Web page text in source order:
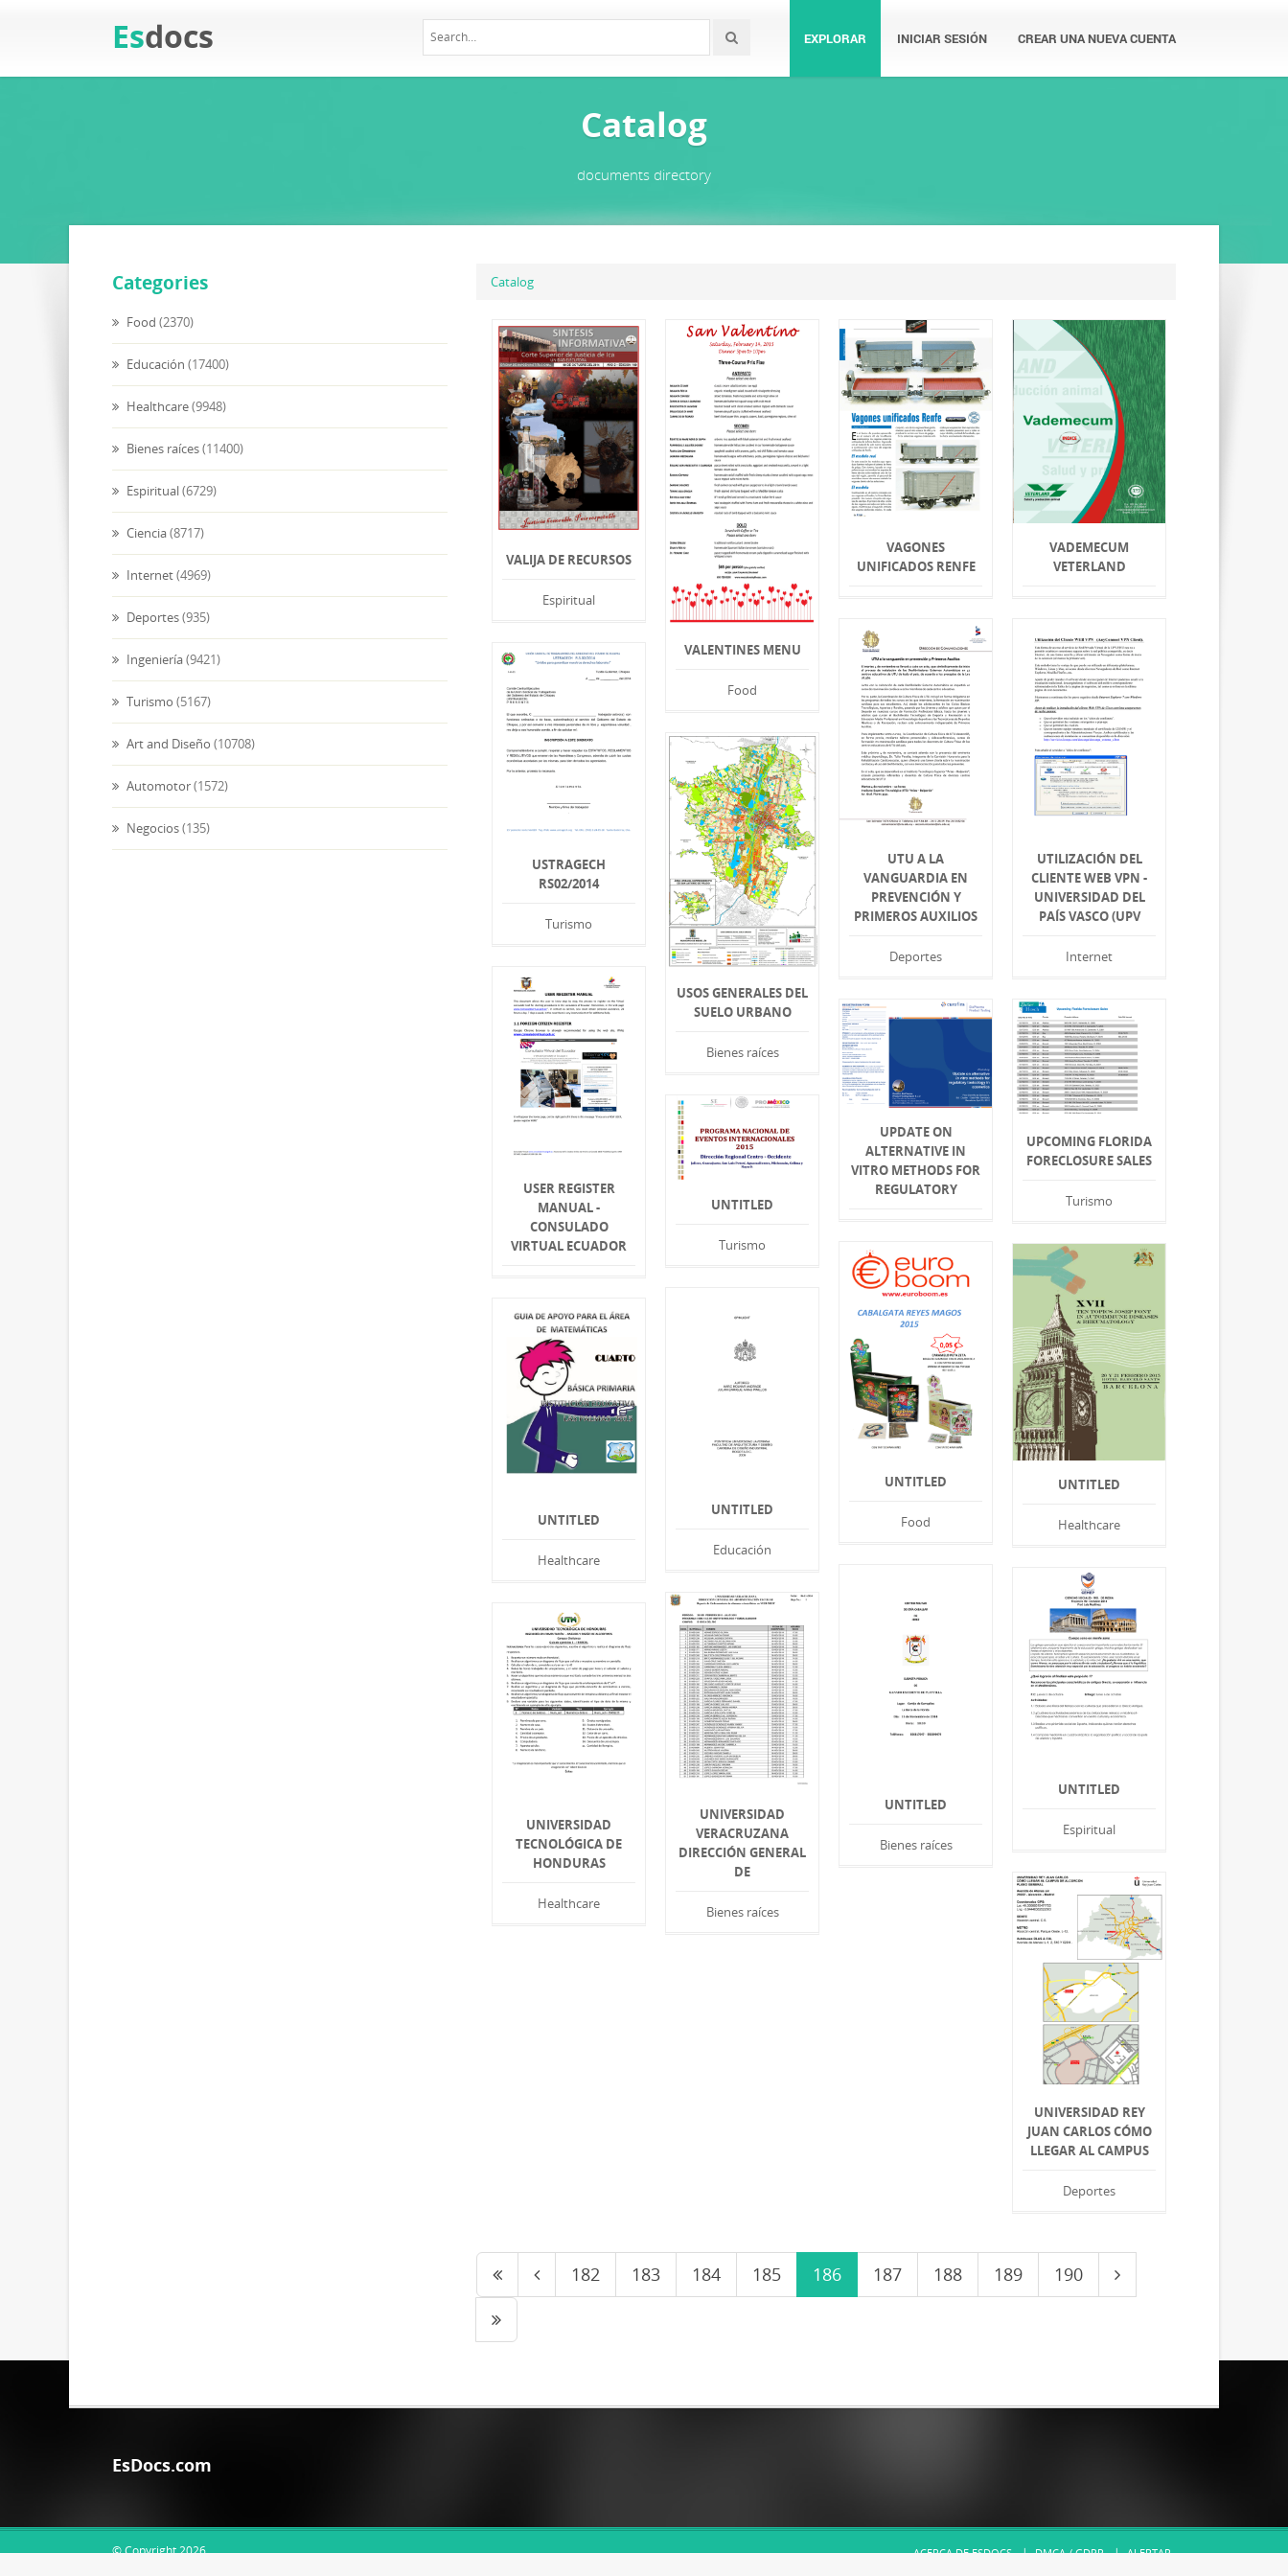
Esdocs EXPLORAR INICIAR SESIÓN CREAR UNA NUEVA CUENTA
Catalog
documents directory
Categories
Food (2370)
Educación (17400)
Healthcare(9948)
Bienes raíces(11400)
Espiritual(6729)
Ciencia(8717)
Internet(4969)
Deportes(935)
Ingeniería(9421)
Turismo (5167)
Art and Diseño (10708)
Automotor(1572)
Negocios(135)
Catalog
VALIJA DE RECURSOS
Espiritual
VALENTINES MENU
Food
VAGONES
UNIFICADOS RENFE
VADEMECUM
VETERLAND
UTU A LA
VANGUARDIA EN
PREVENCIÓN Y
PRIMEROS AUXILIOS
Deportes
UTILIZACIÓN DEL
CLIENTE WEB VPN -
UNIVERSIDAD DEL
PAÍS VASCO (UPV
Internet
USTRAGECH
RS02/2014
Turismo
USOS GENERALES DEL
SUELO URBANO
Bienes raíces
USER REGISTER
MANUAL -
CONSULADO
VIRTUAL ECUADOR
UPDATE ON
ALTERNATIVE IN
VITRO METHODS FOR
REGULATORY
UPCOMING FLORIDA
FORECLOSURE SALES
Turismo
UNTITLED
Turismo
UNTITLED
Food
UNTITLED
Healthcare
UNTITLED
Educación
UNTITLED
Healthcare
UNTITLED
Bienes raíces
UNTITLED
Espiritual
UNIVERSIDAD
VERACRUZANA
DIRECCIÓN GENERAL
DE
Bienes raíces
UNIVERSIDAD
TECNOLÓGICA DE
HONDURAS
Healthcare
UNIVERSIDAD REY
JUAN CARLOS CÓMO
LLEGAR AL CAMPUS
Deportes
182 183 184 185 186 187 188 189 190
EsDocs.com
© Copyright 2026 ACERCA DE ESDOCS DMCA / GDPR ALERTAR